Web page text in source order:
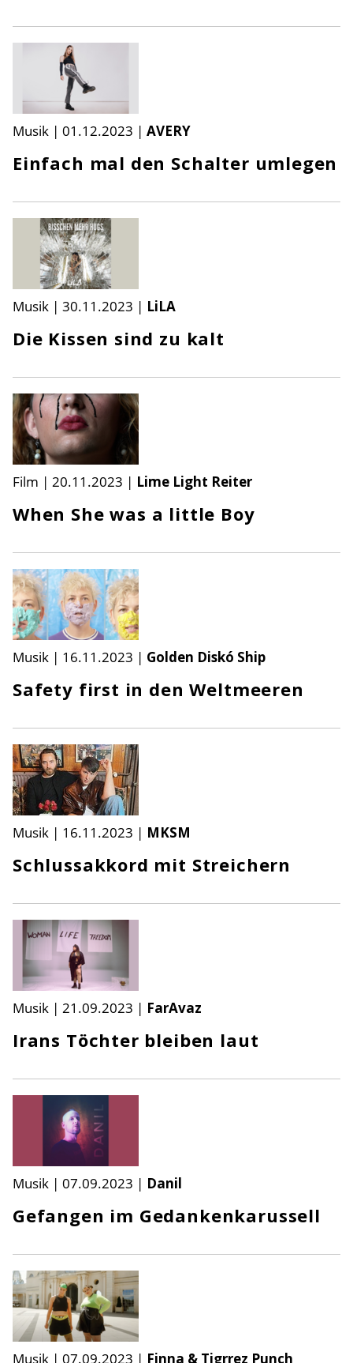
Musik | 01.12.2023 | AVERY
Einfach mal den Schalter umlegen
Musik | 30.11.2023 | LiLA
Die Kissen sind zu kalt
Film | 20.11.2023 | Lime Light Reiter
When She was a little Boy
Musik | 16.11.2023 | Golden Diskó Ship
Safety first in den Weltmeeren
Musik | 16.11.2023 | MKSM
Schlussakkord mit Streichern
Musik | 21.09.2023 | FarAvaz
Irans Töchter bleiben laut
Musik | 07.09.2023 | Danil
Gefangen im Gedankenkarussell
Musik | 07.09.2023 | Finna & Tigrrez Punch